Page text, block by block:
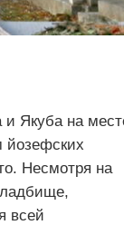
и Якуба на
йозефских
Несмотря на
всей